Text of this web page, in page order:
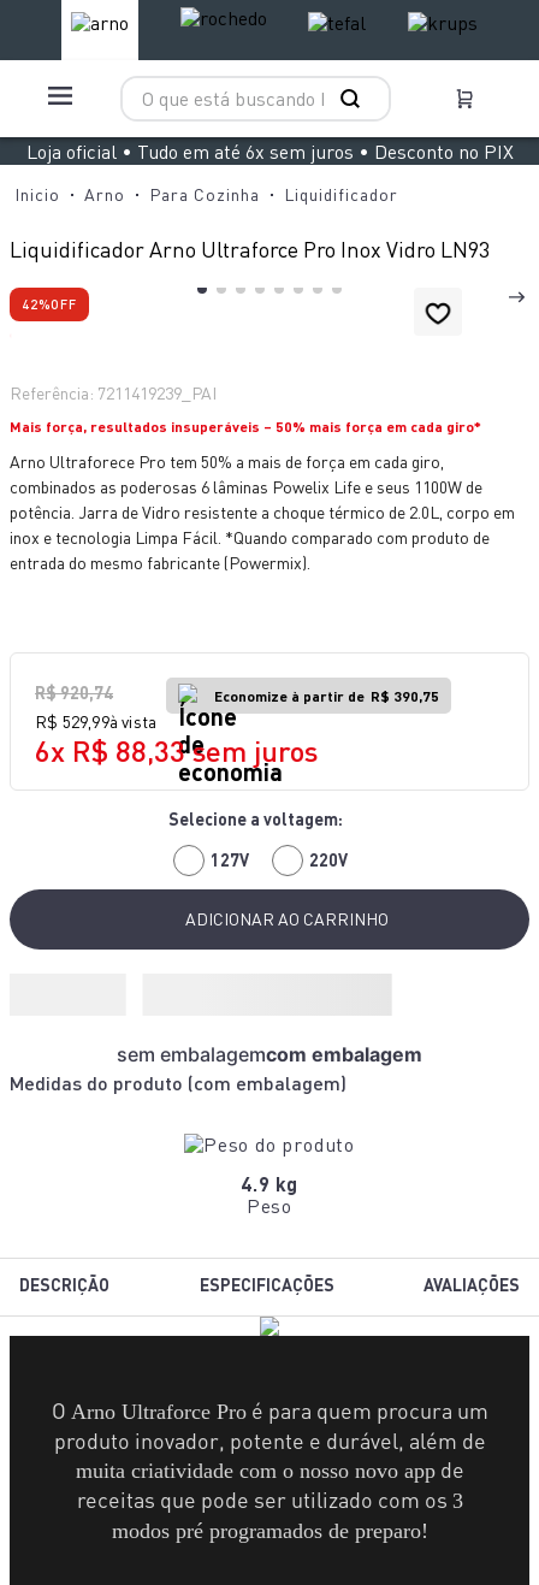
O que está buscando hoje?
Loja oficial • Tudo em até 6x sem juros • Desconto no PIX
Arno Para Cozinha Liquidificador
Liquidificador Arno Ultraforce Pro Inox Vidro LN93
42%OFF
Referência: 7211419239_PAI
Mais força, resultados insuperáveis – 50% mais força em cada giro*
Arno Ultraforece Pro tem 50% a mais de força em cada giro,
combinados as poderosas 6 lâminas Powelix Life e seus 1100W de
potência. Jarra de Vidro resistente a choque térmico de 2.0L, corpo em
inox e tecnologia Limpa Fácil. *Quando comparado com produto de
entrada do mesmo fabricante (Powermix).
R$920,74 Economize à partir de R$ 390,75
R$ 529 99à vista
6x R$ 88,33sem juros
127V 220V
ADICIONAR AO CARRINHO
Medidas do produto (com embalagem)
sem embalagemcom embalagem
4.9 kg
Peso
DESCRIÇÃO ESPECIFICAÇÕES AVALIAÇÕES
O Arno Ultraforce Proé para quem procura um
produto inovador, potente e durável, além de
muita criatividade com o nosso novo appde
receitas que pode ser utilizado com os 3
modos pré programados de preparo!
TERMOS MAIS BUSCADOS
6º
vaporizador pure pop
7º
aspirador x-force 9 60
8
lightmix
9º
jogo panelas rochedo stone pro
10º bake easy